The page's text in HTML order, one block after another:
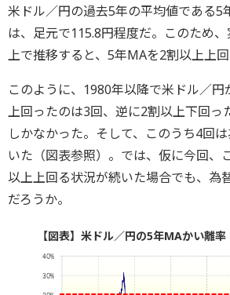
米ドル／円の過去5年の平均値である5
は、足元で115.8円程度だ。このため
上で推移すると、5年MAを2割以上上回
このように、1980年以降で米ドル／
上回ったのは3回、逆に2割以上下回っ
しかなかった。そして、このうち4回
いた（図表参照）。では、仮に今回、
以上上回る状況が続いた場合でも、為
だろうか。
【図表】米ドル／円の5年MAかい離率